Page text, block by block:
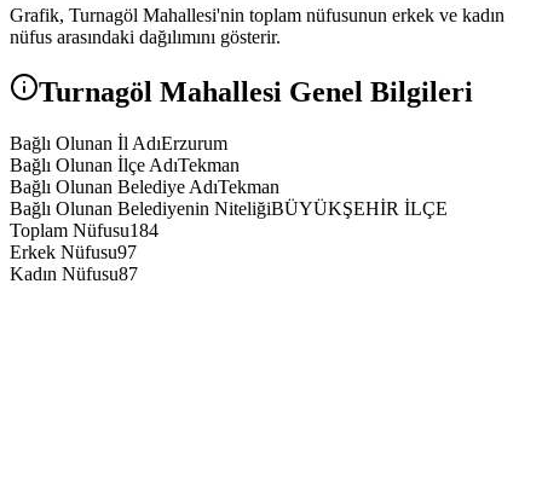
Grafik, Turnagöl Mahallesi'nin toplam nüfusunun erkek ve kadın
nüfus arasındaki dağılımını gösterir.
Turnagöl Mahallesi Genel Bilgileri
Bağlı Olunan İl AdıErzurum
Bağlı Olunan İlçe AdıTekman
Bağlı Olunan Belediye AdıTekman
Bağlı Olunan Belediyenin NiteliğiBÜYÜKŞEHİR İLÇE
Toplam Nüfusu184
Erkek Nüfusu97
Kadın Nüfusu87